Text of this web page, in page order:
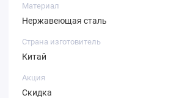
Материал
Нержавеющая сталь
Страна изготовитель
Китай
Акция
Скидка